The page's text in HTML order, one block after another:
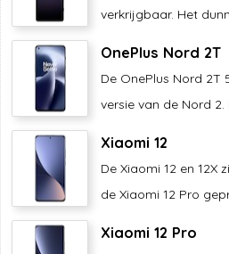
verkrijgbaar. Het
OnePlus Nord 2T
De OnePlus Nord 2T
versie van de Nord 2.
Xiaomi 12
De Xiaomi 12 en 12X
de Xiaomi 12 Pro
Xiaomi 12 Pro